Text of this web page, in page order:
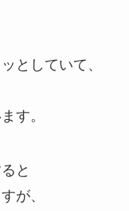
としていて、
す。
と
が、